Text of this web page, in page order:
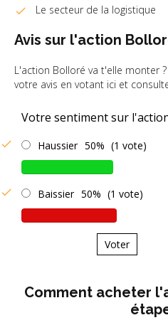
Le secteur de la logistique
Avis sur l'action
L'action Bolloré va t'elle monter
votre avis en votant ici et
Votre sentiment sur
Haussier 50% (1 vote)
Baissier 50% (1 vote)
Voter
Comment acheter